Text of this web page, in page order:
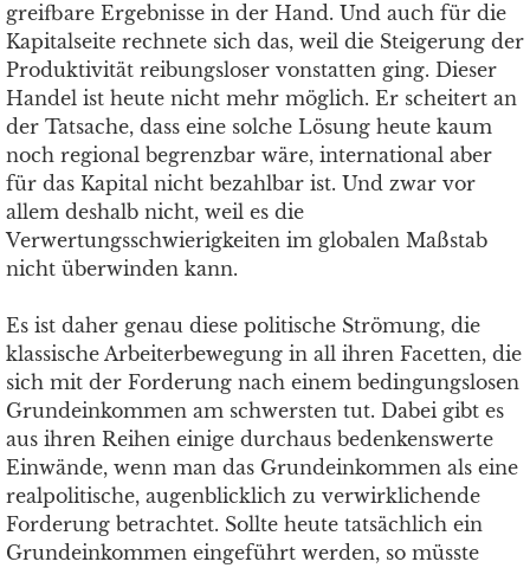
greifbare Ergebnisse in der Hand. Und auch für die
Kapitalseite rechnete sich das, weil die Steigerung der
Produktivität reibungsloser vonstatten ging. Dieser
Handel ist heute nicht mehr möglich. Er scheitert an
der Tatsache, dass eine solche Lösung heute kaum
noch regional begrenzbar wäre, international aber
für das Kapital nicht bezahlbar ist. Und zwar vor
allem deshalb nicht, weil es die
Verwertungsschwierigkeiten im globalen Maßstab
nicht überwinden kann.
Es ist daher genau diese politische Strömung, die
klassische Arbeiterbewegung in all ihren Facetten, die
sich mit der Forderung nach einem bedingungslosen
Grundeinkommen am schwersten tut. Dabei gibt es
aus ihren Reihen einige durchaus bedenkenswerte
Einwände, wenn man das Grundeinkommen als eine
realpolitische, augenblicklich zu verwirklichende
Forderung betrachtet. Sollte heute tatsächlich ein
Grundeinkommen eingeführt werden, so müsste